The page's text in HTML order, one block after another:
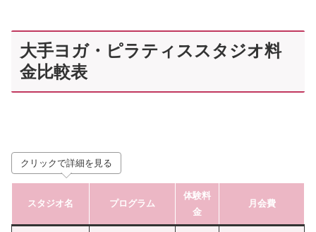
大手ヨガ・ピラティススタジオ料
金比較表
クリックで詳細を見る
スタジオ名 プログラム
体験料
金
月会費